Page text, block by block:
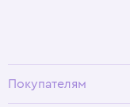
Покупателям